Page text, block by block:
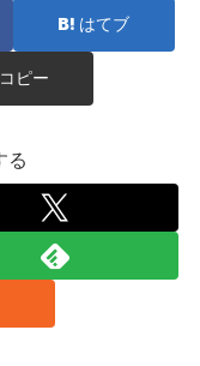
はてブ
コピー
る